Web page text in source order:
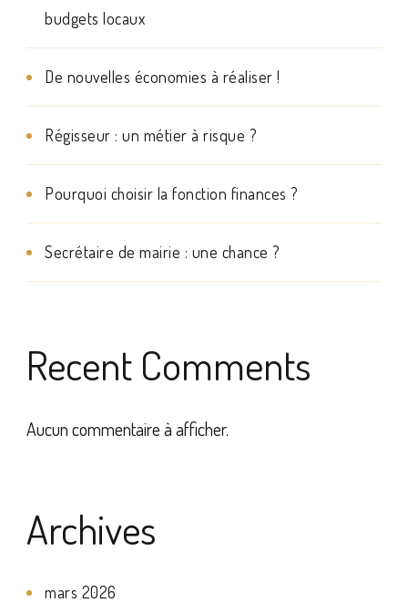
budgets locaux
De nouvelles économies à réaliser !
Régisseur : un métier à risque ?
Pourquoi choisir la fonction finances ?
Secrétaire de mairie : une chance ?
Recent Comments
Aucun commentaire à afficher.
Archives
mars 2026